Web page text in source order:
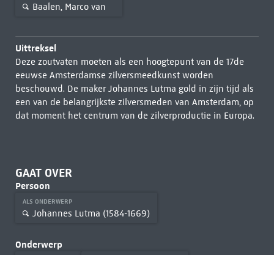
Baalen, Marco van
Uittreksel
Deze zoutvaten moeten als een hoogtepunt van de 17de
eeuwse Amsterdamse zilversmeedkunst worden
beschouwd. De maker Johannes Lutma gold in zijn tijd als
een van de belangrijkste zilversmeden van Amsterdam, op
dat moment het centrum van de zilverproductie in Europa.
GAAT OVER
Persoon
ALS ONDERWERP
Johannes Lutma (1584-1669)
Onderwerp